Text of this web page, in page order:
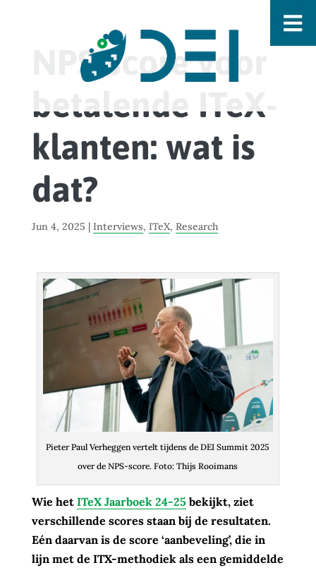
NPS-score voor
betalende ITeX-
klanten: wat is
dat?
Jun 4, 2025 | Interviews, ITeX, Research
Pieter Paul Verheggen vertelt tijdens de DEI Summit 2025
over de NPS-score. Foto: Thijs Rooimans
Wie het ITeX Jaarboek 24-25 bekijkt, ziet
verschillende scores staan bij de resultaten.
Eén daarvan is de score ‘aanbeveling’, die in
lijn met de ITX-methodiek als een gemiddelde